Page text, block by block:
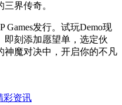
界传奇。
Games发行。试玩Demo现
即刻添加愿望单，选定伙
神魔对决中，开启你的不凡
彩资讯